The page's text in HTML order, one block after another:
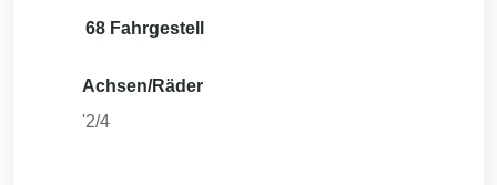
68 Fahrgestell
Achsen/Räder
'2/4